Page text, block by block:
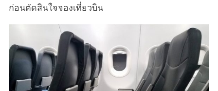
ก่อนตัดสินใจจองเที่ยวบิน